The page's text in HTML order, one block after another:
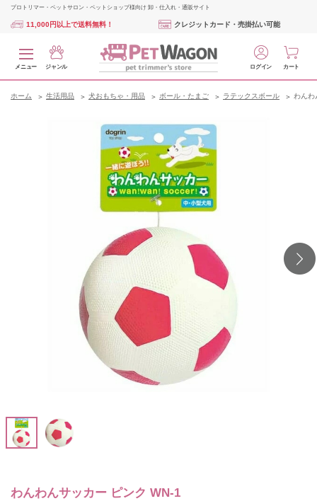
プロトリマー・ペットサロン・ペットショップ様向け 卸・仕入れ・通販サイト
11,000円以上で送料無料！ クレジットカード・売掛払い可能
メニュー ジャンル ログイン カート
ホーム 生活用品 犬おもちゃ・用品 ボール・たまご ラテックスボール わんわ
わんわんサッカー ピンク WN-1